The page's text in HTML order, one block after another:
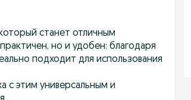
станет отличным
но и удобен: благодаря
подходит для использования
с этим универсальным и